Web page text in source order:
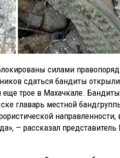
силами
сдаться бандиты
трое в Махачкале.
главарь местной
направленности,
— рассказал